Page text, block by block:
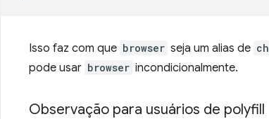
Isso faz com que browser seja um alias de
pode usar browser incondicionalmente.
Observação para usuários de polyfill